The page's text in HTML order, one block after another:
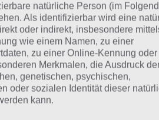
15-21
Zur
21-27
Zur
27-33
Zur
33-39
Zur
natürliche Person (im
Als identifizierbar wird eine
oder indirekt, insbesondere
wie einem Namen, zu einer
zu einer Online-Kennung oder
Merkmalen, die Ausdruck
genetischen, psychischen,
oder sozialen Identität dieser
kann.